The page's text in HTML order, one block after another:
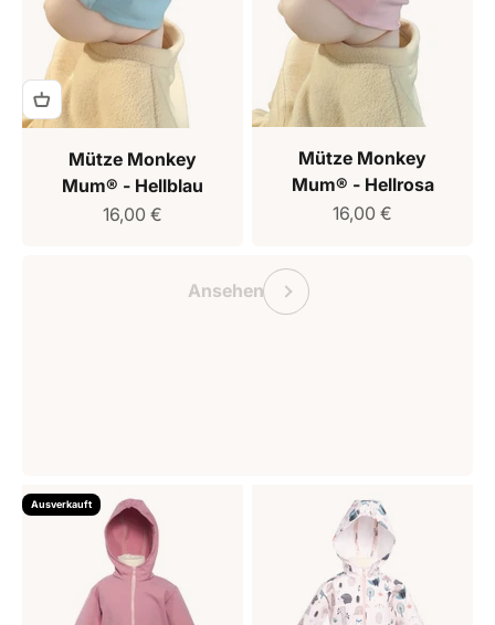
Mütze Monkey
Mum® - Hellblau
Verkaufspreis
16,00 €
Mütze Monkey
Mum® - Hellrosa
Verkaufspreis
16,00 €
AnsehenVorherige
Ausverkauft